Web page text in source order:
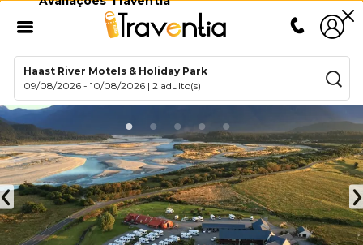
Haast River Motels & Holiday Park
09/08/2026 -10/08/2026 |2 adulto(s)